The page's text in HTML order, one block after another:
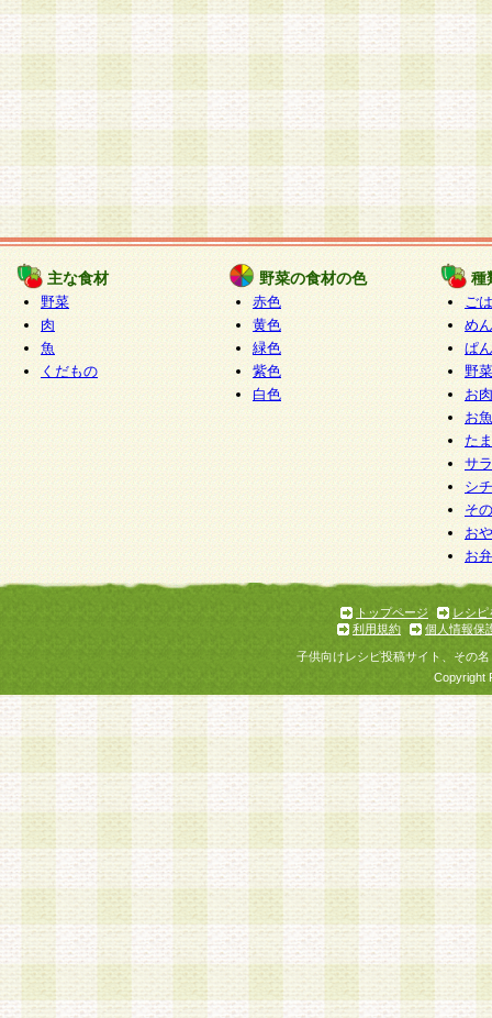
主な食材
野菜
肉
魚
くだもの
野菜の食材の色
赤色
黄色
緑色
紫色
白色
種
ご
めん
ぱん
野
お
お
た
サ
シ
そ
お
お
トップページ
レシピ
利用規約
個人情報保
子供向けレシピ投稿サイト、その
Copyright